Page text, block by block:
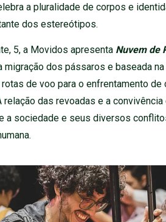
a pluralidade de corpos e
dos estereótipos.
5, a Movidos apresenta Nuvem de
migração dos pássaros e baseada
de voo para o enfrentamento
relação das revoadas e a
a sociedade e seus diversos